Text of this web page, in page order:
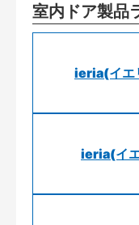
室内ドア製品
ieria(イエ
ieria(イ